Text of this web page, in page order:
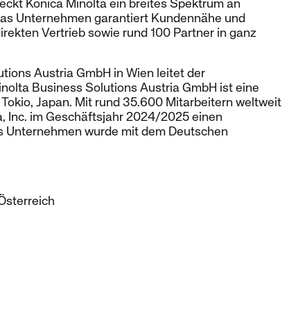
Konica Minolta ein breites Spektrum an
Unternehmen garantiert Kundennähe und
Vertrieb sowie rund 100 Partner in ganz
Austria GmbH in Wien leitet der
Business Solutions Austria GmbH ist eine
Japan. Mit rund 35.600 Mitarbeitern weltweit
Inc. im Geschäftsjahr 2024/2025 einen
wurde mit dem Deutschen